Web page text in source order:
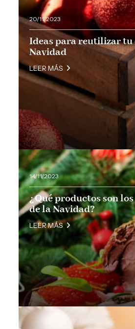
20/11/2023
Ideas para reutilizar tu
Navidad
LEER MÁS
14/11/2023
¿Qué productos son
de la Navidad?
LEER MÁS